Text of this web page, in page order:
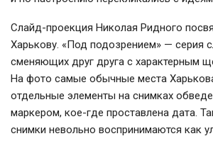
Слайд-проекция Николая Ридного
Харькову. «Под подозрением» — серия
сменяющих друг друга с характерным
На фото самые обычные места
отдельные элементы на снимках
маркером, кое-где проставлена дата.
снимки невольно воспринимаются как